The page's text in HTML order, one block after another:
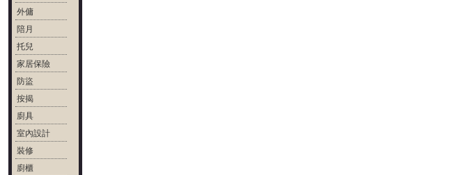
外傭
陪月
托兒
家居保險
防盜
按揭
廚具
室內設計
裝修
廚櫃